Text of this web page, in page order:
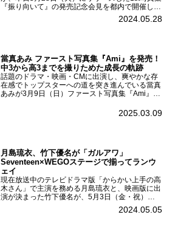
『振り向いて』の発売記念会見を都内で開催し
た。日向坂46 松田好花1st写真集『振り向いて』
発売記念会見写真集では日向坂46の松田好花を
2024.05.28
當真あみ ファースト写真集『Ami』を発売！
中3から高3までを撮りためた成長の軌跡
話題のドラマ・映画・CMに出演し、爽やかな存
在感でトップスターへの道を突き進んでいる當真
あみが3月9日（日）ファースト写真集『Ami』
BOOKS SHIBUYAで開催した。當真あみファース
2025.03.09
月島琉衣、竹下優名が「ガルアワ」
Seventeen×WEGOステージで揃ってランウ
ェイ
現在放送中のテレビドラマ版「からかい上手の高
木さん」で主演を務める月島琉衣と、映画版に出
演が決まった竹下優名が、5月3日（金・祝）東
京・国立代々木競技場第一体育館で開催されたフ
ァッション&音楽イベント『Rakuten GirlsAward
2024.05.05